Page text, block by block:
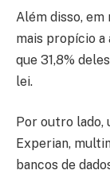
Além disso, em
mais propício
que 31,8%
lei.
Por outro lado,
Experian,
bancos de